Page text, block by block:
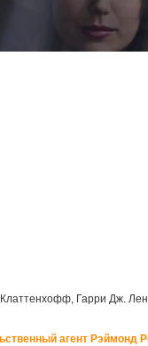
Гарри Дж.
агент